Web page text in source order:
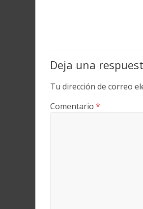
Deja una
Tu dirección de correo
Comentario *